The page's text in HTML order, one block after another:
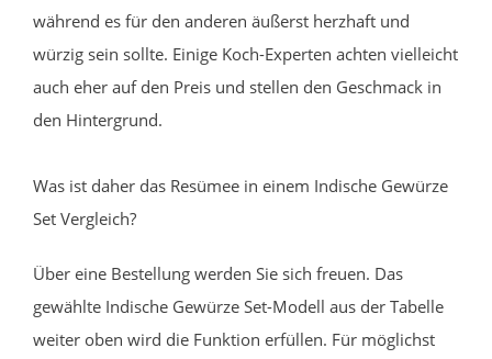
während es für den anderen äußerst herzhaft und
würzig sein sollte. Einige Koch-Experten achten vielleicht
auch eher auf den Preis und stellen den Geschmack in
den Hintergrund.
Was ist daher das Resümee in einem Indische Gewürze
Set Vergleich?
Über eine Bestellung werden Sie sich freuen. Das
gewählte Indische Gewürze Set-Modell aus der Tabelle
weiter oben wird die Funktion erfüllen. Für möglichst